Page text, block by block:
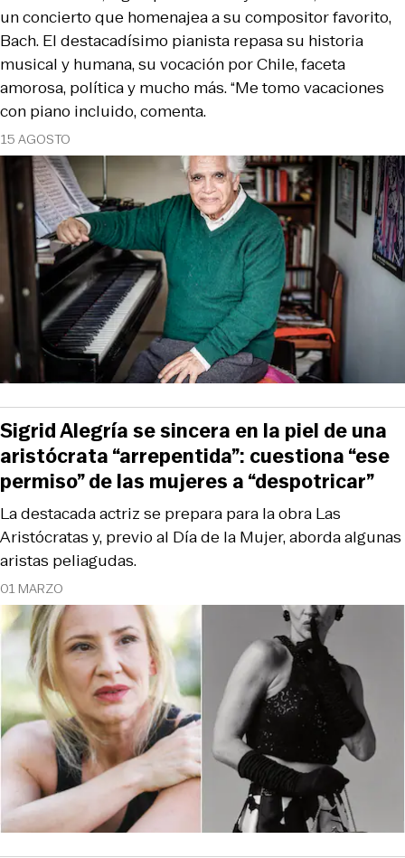
15 AGOSTO
un concierto que homenajea a su compositor favorito,
Bach. El destacadísimo pianista repasa su historia
musical y humana, su vocación por Chile, faceta
amorosa, política y mucho más. “Me tomo vacaciones
con piano incluido, comenta.
01 MARZO
La destacada actriz se prepara para la obra Las
Aristócratas y, previo al Día de la Mujer, aborda algunas
aristas peliagudas.
Sigrid Alegría se sincera en la piel de una
aristócrata “arrepentida”: cuestiona “ese
permiso” de las mujeres a “despotricar”